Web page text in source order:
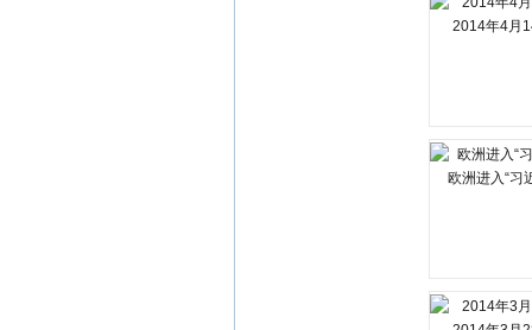
2014年4月
欧洲进入“习